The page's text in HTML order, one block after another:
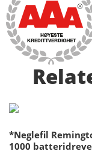
*Neglefil
1000